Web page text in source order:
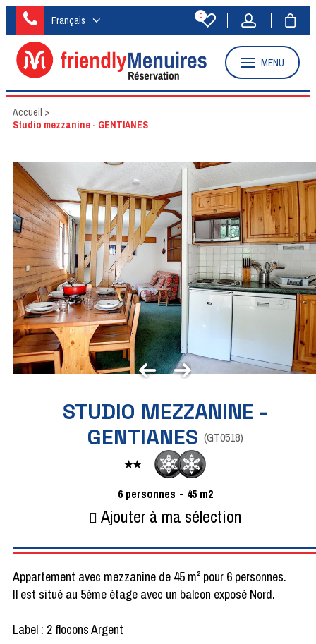
Français 0
MENU
Accueil >
Studio mezzanine - GENTIANES
STUDIO MEZZANINE -
GENTIANES (GT0518)
6 personnes 45 m2
Ajouter à ma sélection
Appartement avec mezzanine de 45 m² pour 6 personnes.
Il est situé au 5ème étage avec un balcon exposé Nord.
Label : 2 flocons Argent